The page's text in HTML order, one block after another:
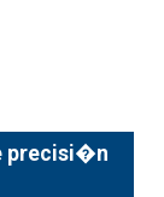
precisi�n